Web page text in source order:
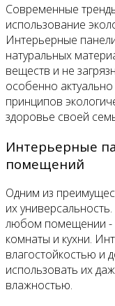
Современные
использование
Интерьерные
натуральных
веществ и не
особенно
принципов
здоровье своей
Интерьерные
помещений
Одним из
их
любом помещении -
комнаты и кухни.
влагостойкостью и
использовать их
влажностью.